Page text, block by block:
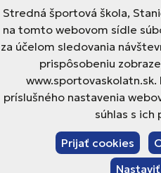
Stredná športová škola,
na tomto webovom sídle
za účelom sledovania
prispôsobeniu
príslušného nastavenia
súhlas s ich
Prijať cookies